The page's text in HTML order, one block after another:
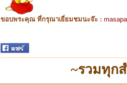
ขอบพระคุณ ที่กรุณาเยี่ยมชมนะจ๊ะ :
~รวมทุก